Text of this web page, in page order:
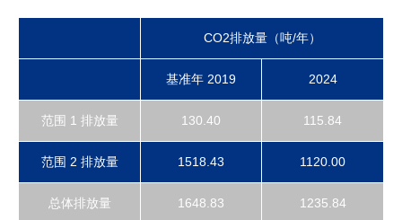
CO2排放量（吨/年）
基准年 2019 2024
范围 1 排放量 130.40 115.84
范围 2 排放量 1518.43 1120.00
总体排放量 1648.83 1235.84